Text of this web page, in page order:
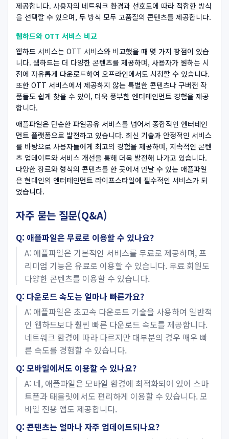
제공합니다. 사용자의 네트워크 환경과 선호도에 따라 적합한 방식
을 선택할 수 있으며, 두 방식 모두 고품질의 콘텐츠를 제공합니다.
웹하드와 OTT 서비스 비교
웹하드 서비스는 OTT 서비스와 비교했을 때 몇 가지 장점이 있습
니다. 웹하드는 더 다양한 콘텐츠를 제공하며, 사용자가 원하는 시
점에 자유롭게 다운로드하여 오프라인에서도 시청할 수 있습니다.
또한 OTT 서비스에서 제공하지 않는 특별한 콘텐츠나 구버전 작
품들도 쉽게 찾을 수 있어, 더욱 풍부한 엔터테인먼트 경험을 제공
합니다.
애플파일은 단순한 파일공유 서비스를 넘어서 종합적인 엔터테인
먼트 플랫폼으로 발전하고 있습니다. 최신 기술과 안정적인 서비스
를 바탕으로 사용자들에게 최고의 경험을 제공하며, 지속적인 콘텐
츠 업데이트와 서비스 개선을 통해 더욱 발전해 나가고 있습니다.
다양한 장르와 형식의 콘텐츠를 한 곳에서 만날 수 있는 애플파일
은 현대인의 엔터테인먼트 라이프스타일에 필수적인 서비스가 되
었습니다.
자주 묻는 질문(Q&A)
Q: 애플파일은 무료로 이용할 수 있나요?
A: 애플파일은 기본적인 서비스를 무료로 제공하며, 프
리미엄 기능은 유료로 이용할 수 있습니다. 무료 회원도
다양한 콘텐츠를 이용할 수 있습니다.
Q: 다운로드 속도는 얼마나 빠른가요?
A: 애플파일은 초고속 다운로드 기술을 사용하여 일반적
인 웹하드보다 훨씬 빠른 다운로드 속도를 제공합니다.
네트워크 환경에 따라 다르지만 대부분의 경우 매우 빠
른 속도를 경험할 수 있습니다.
Q: 모바일에서도 이용할 수 있나요?
A: 네, 애플파일은 모바일 환경에 최적화되어 있어 스마
트폰과 태블릿에서도 편리하게 이용할 수 있습니다. 모
바일 전용 앱도 제공합니다.
Q: 콘텐츠는 얼마나 자주 업데이트되나요?